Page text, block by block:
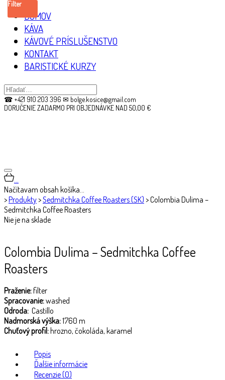
DOMOV
KÁVA
KÁVOVÉ PRÍSLUŠENSTVO
KONTAKT
BARISTICKÉ KURZY
☎ +421 910 203 396 ✉ bolge.kosice@gmail.com
DORUČENIE ZADARMO PRI OBJEDNÁVKE NAD 50,00 €
…
Načítavam obsah košíka…
>Produkty>Sedmitchka Coffee Roasters (SK) >Colombia Dulima –
Sedmitchka Coffee Roasters
Nie je na sklade
Filter
Colombia Dulima – Sedmitchka Coffee
Roasters
Praženie:filter
Spracovanie:washed
Odroda: Castillo
Nadmorská výška:1760 m
Chuťový profil:hrozno, čokoláda, karamel
Popis
Ďalšie informácie
Recenzie (0)